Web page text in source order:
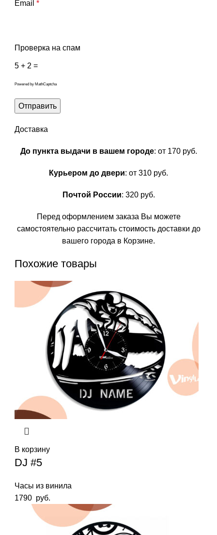
Email *
Проверка на спам
5 + 2 =
Powered by MathCaptcha
Доставка
До пункта выдачи в вашем городе: от 170 руб.
Курьером до двери: от 310 руб.
Почтой России: 320 руб.
Перед оформлением заказа Вы можете
самостоятельно рассчитать стоимость доставки до
вашего города в Корзине.
Похожие товары
В корзину
DJ #5
Часы из винила
1790 руб.